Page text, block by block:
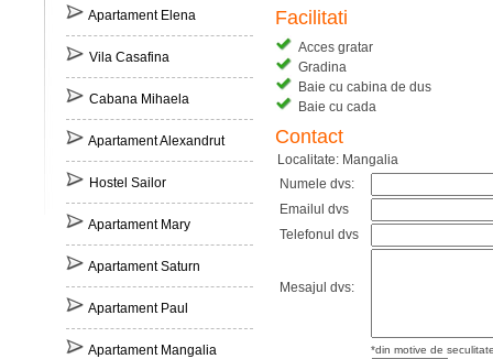
Apartament Elena
Vila Casafina
Cabana Mihaela
Apartament Alexandrut
Hostel Sailor
Apartament Mary
Apartament Saturn
Apartament Paul
Apartament Mangalia
Facilitati
Acces gratar
Gradina
Baie cu cabina de dus
Baie cu cada
Contact
Localitate: Mangalia
Numele dvs:
Emailul dvs
Telefonul dvs
Mesajul dvs:
*din motive de